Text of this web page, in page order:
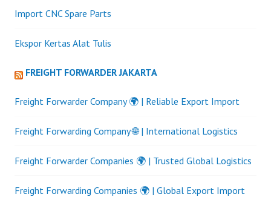
Import CNC Spare Parts
Ekspor Kertas Alat Tulis
FREIGHT FORWARDER JAKARTA
Freight Forwarder Company 🌍 | Reliable Export Import
Freight Forwarding Company 🌐 | International Logistics
Freight Forwarder Companies 🌍 | Trusted Global Logistics
Freight Forwarding Companies 🌍 | Global Export Import